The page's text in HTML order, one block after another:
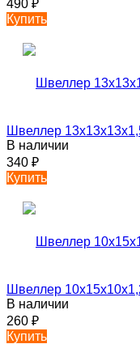
490 ₽
Купить
Швеллер
В наличии
340 ₽
Купить
Швеллер
В наличии
260 ₽
Купить